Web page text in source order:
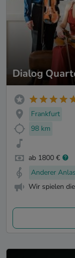
Dialog
Frankfurt
98 km
ab 1800 €
Anderer
Wir spielen